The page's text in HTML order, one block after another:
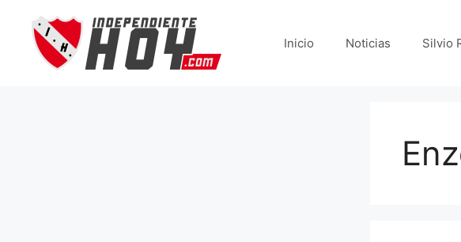
contenido
Inicio Noticias Silvio